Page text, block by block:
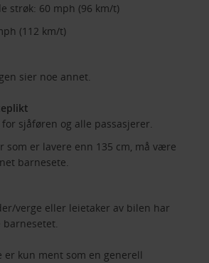
strøk: 60 mph (96 km/t)
(112 km/t)
sier noe annet.
sjåføren og alle passasjerer.
som er lavere enn 135 cm, må være
barnesete.
verge eller leietaker av bilen har
er kun ment som en generell